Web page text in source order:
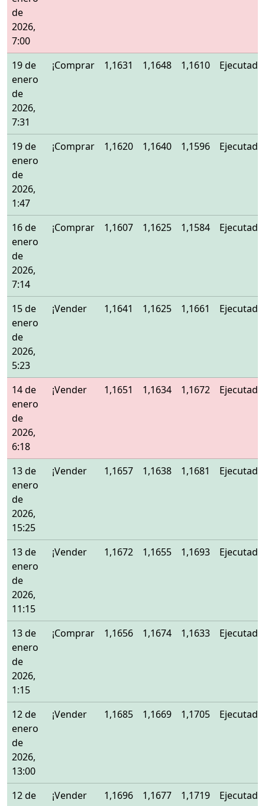
de
2026,
7:00
19 de
enero
de
2026,
7:31
¡Comprar 1,1631 1,1648 1,1610 Ejecutado
19 de
enero
de
2026,
1:47
¡Comprar 1,1620 1,1640 1,1596 Ejecutado
16 de
enero
de
2026,
7:14
¡Comprar 1,1607 1,1625 1,1584 Ejecutado
15 de
enero
de
2026,
5:23
¡Vender 1,1641 1,1625 1,1661 Ejecutado
14 de
enero
de
2026,
6:18
¡Vender 1,1651 1,1634 1,1672 Ejecutado
13 de
enero
de
2026,
15:25
¡Vender 1,1657 1,1638 1,1681 Ejecutado
13 de
enero
de
2026,
11:15
¡Vender 1,1672 1,1655 1,1693 Ejecutado
13 de
enero
de
2026,
1:15
¡Comprar 1,1656 1,1674 1,1633 Ejecutado
12 de
enero
de
2026,
13:00
¡Vender 1,1685 1,1669 1,1705 Ejecutado
12 de
¡Vender 1,1696 1,1677 1,1719 Ejecutado